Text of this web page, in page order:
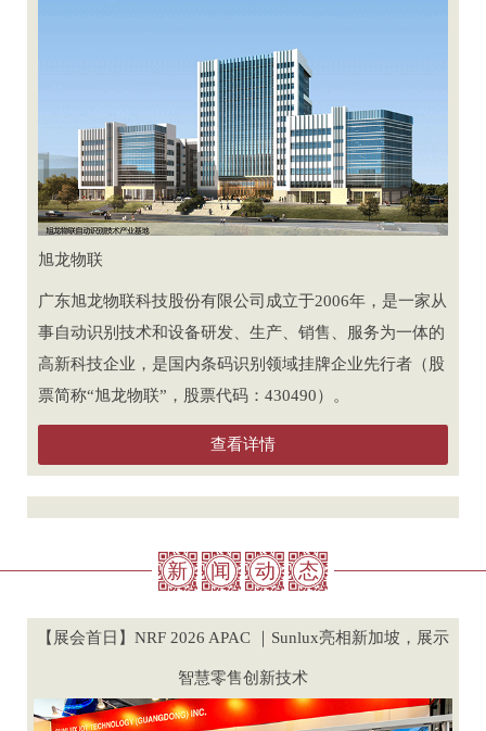
旭龙物联
广东旭龙物联科技股份有限公司成立于2006年，是一家从
事自动识别技术和设备研发、生产、销售、服务为一体的
高新科技企业，是国内条码识别领域挂牌企业先行者（股
票简称“旭龙物联”，股票代码：430490）。
查看详情
新 闻 动 态
【展会首日】NRF 2026 APAC ｜Sunlux亮相新加坡，展示
智慧零售创新技术